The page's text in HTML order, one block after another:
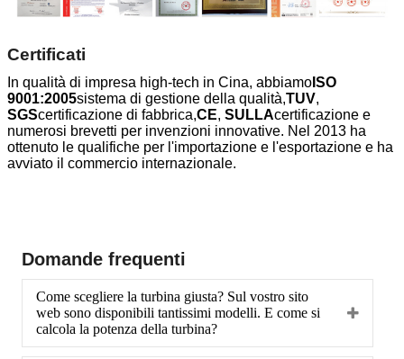
Certificati
In qualità di impresa high-tech in Cina, abbiamo ISO
9001:2005sistema di gestione della qualità,TUV,
SGScertificazione di fabbrica,CE, SULLAcertificazione e
numerosi brevetti per invenzioni innovative. Nel 2013 ha
ottenuto le qualifiche per l'importazione e l'esportazione e ha
avviato il commercio internazionale.
Domande frequenti
Come scegliere la turbina giusta? Sul vostro sito
web sono disponibili tantissimi modelli. E come si
calcola la potenza della turbina?